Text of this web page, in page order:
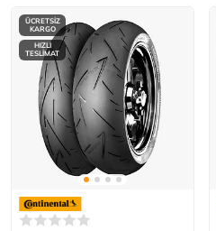
ÜCRETSİZ
KARGO
HIZLI
TESLİMAT